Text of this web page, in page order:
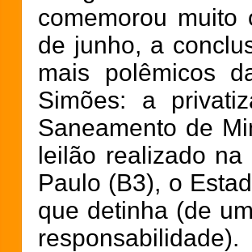
comemorou muito
de junho, a
mais polêmicos
Simões: a
Saneamento de
leilão realizado
Paulo (B3), o
que detinha (de
responsabilidade).